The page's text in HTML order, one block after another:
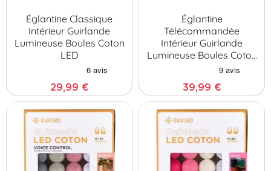
Églantine Classique
Intérieur Guirlande
Lumineuse Boules Coton
LED
29,99 €
Églantine
Télécommandée
Intérieur Guirlande
Lumineuse Boules Coton
39,99 €